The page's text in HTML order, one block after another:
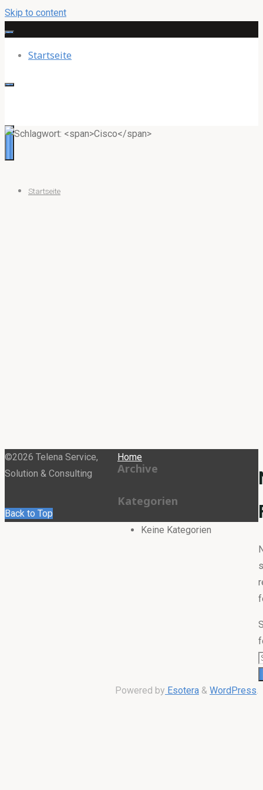
Skip to content
Startseite
Startseite
Home
Archive
Kategorien
Keine Kategorien
Powered by Esotera & WordPress.
©2026 Telena Service,
Solution & Consulting
Back to Top